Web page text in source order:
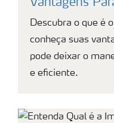
Vantagens
Descubra o que é
conheça suas
pode deixar o
e eficiente.